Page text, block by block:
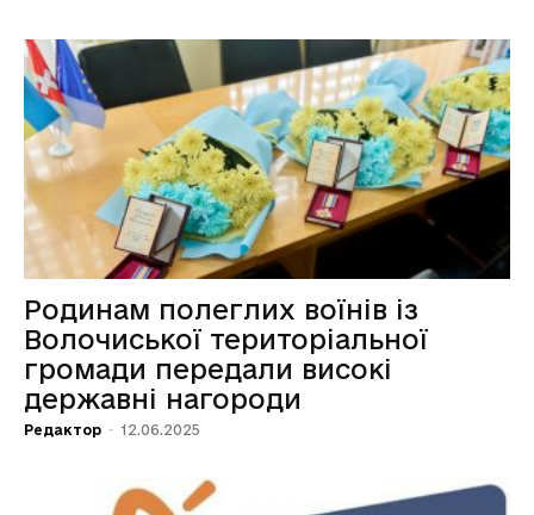
Родинам полеглих воїнів із
Волочиської територіальної
громади передали високі
державні нагороди
Редактор - 12.06.2025